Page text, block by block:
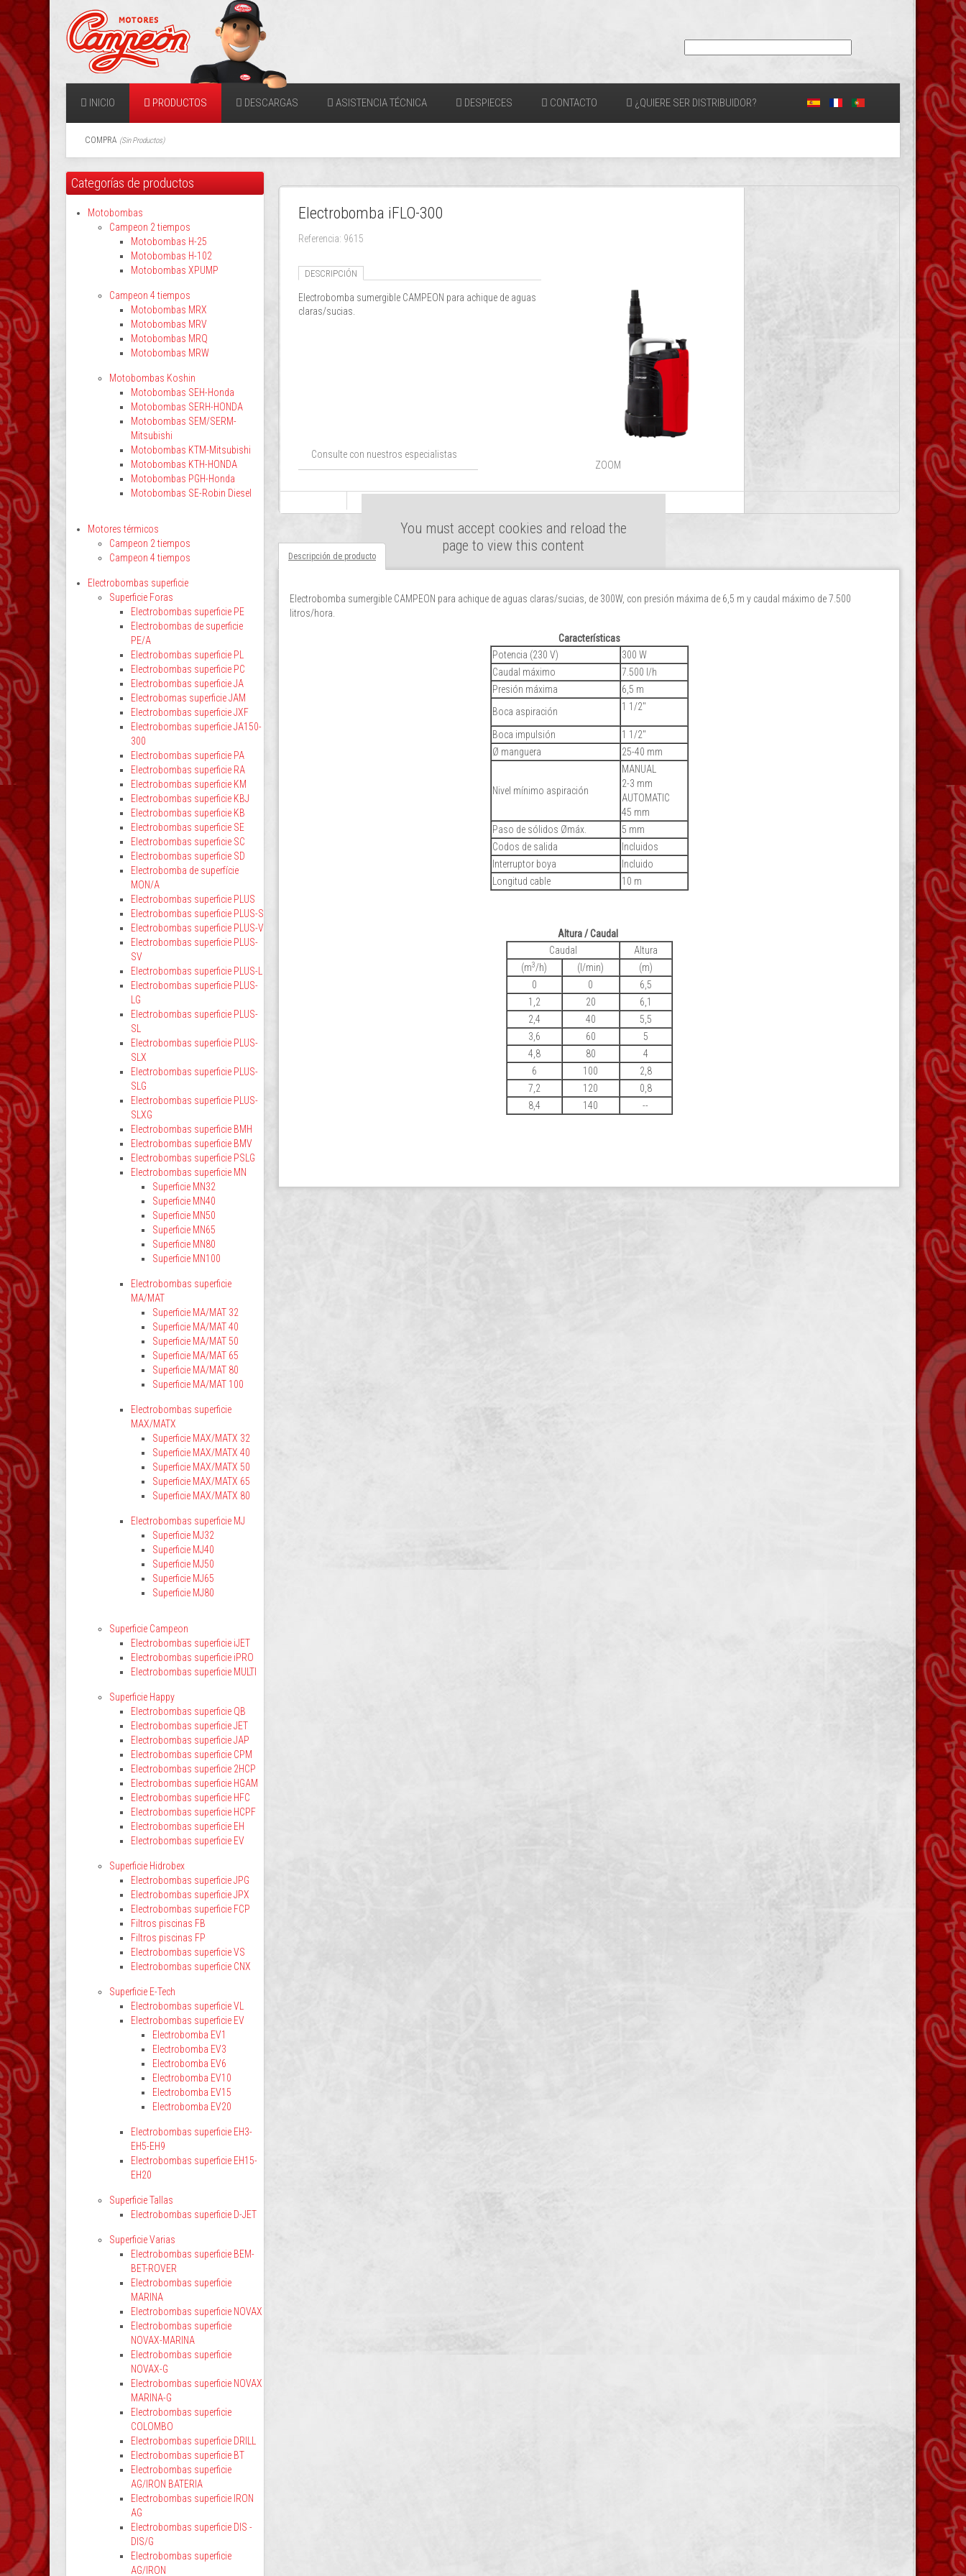
INICIO PRODUCTOS DESCARGAS ASISTENCIA TÉCNICA DESPIECES CONTACTO ¿QUIERE SER DISTRIBUIDOR?
COMPRA (Sin Productos)
Electrobomba iFLO-300
Referencia: 9615
ZOOM
DESCRIPCIÓN
Electrobomba sumergible CAMPEON para achique de aguas
claras/sucias.
Consulte con nuestros especialistas
You must accept cookies and reload the
page to view this content
Descripción de producto
Electrobomba sumergible CAMPEON para achique de aguas claras/sucias, de 300W, con presión máxima de 6,5 m y caudal máximo de 7.500
litros/hora.
Características
Potencia (230 V)
300 W
Caudal máximo
7.500 l/h
Presión máxima
6,5 m
Boca aspiración
1 1/2"
Boca impulsión
1 1/2"
Ø manguera
25-40 mm
Nivel mínimo aspiración
MANUAL
2-3 mm
AUTOMATIC
45 mm
Paso de sólidos Ømáx.
5 mm
Codos de salida
Incluidos
Interruptor boya
Incluido
Longitud cable
10 m
Altura / Caudal
Caudal
Altura
(m3/h) (l/min)
(m)
0
0
6,5
1,2
20
6,1
2,4
40
5,5
3,6
60
5
4,8
80
4
6
100
2,8
7,2
120
0,8
8,4
140 --
Categorías de productos
Motobombas
Campeon 2 tiempos
Motobombas H-25
Motobombas H-102
Motobombas XPUMP
Campeon 4 tiempos
Motobombas MRX
Motobombas MRV
Motobombas MRQ
Motobombas MRW
Motobombas Koshin
Motobombas SEH-Honda
Motobombas SERH-HONDA
Motobombas SEM/SERM-
Mitsubishi
Motobombas KTM-Mitsubishi
Motobombas KTH-HONDA
Motobombas PGH-Honda
Motobombas SE-Robin Diesel
Motores térmicos
Campeon 2 tiempos
Campeon 4 tiempos
Electrobombas superficie
Superficie Foras
Electrobombas superficie PE
Electrobombas de superficie
PE/A
Electrobombas superficie PL
Electrobombas superficie PC
Electrobombas superficie JA
Electrobomas superficie JAM
Electrobombas superficie JXF
Electrobombas superficie JA150-
300
Electrobombas superficie PA
Electrobombas superficie RA
Electrobombas superficie KM
Electrobombas superficie KBJ
Electrobombas superficie KB
Electrobombas superficie SE
Electrobombas superficie SC
Electrobombas superficie SD
Electrobomba de superfície
MON/A
Electrobombas superficie PLUS
Electrobombas superficie PLUS-S
Electrobombas superficie PLUS-V
Electrobombas superficie PLUS-
SV
Electrobombas superficie PLUS-L
Electrobombas superficie PLUS-
LG
Electrobombas superficie PLUS-
SL
Electrobombas superficie PLUS-
SLX
Electrobombas superficie PLUS-
SLG
Electrobombas superficie PLUS-
SLXG
Electrobombas superficie BMH
Electrobombas superficie BMV
Electrobombas superficie PSLG
Electrobombas superficie MN
Superficie MN32
Superficie MN40
Superficie MN50
Superficie MN65
Superficie MN80
Superficie MN100
Electrobombas superficie
MA/MAT
Superficie MA/MAT 32
Superficie MA/MAT 40
Superficie MA/MAT 50
Superficie MA/MAT 65
Superficie MA/MAT 80
Superficie MA/MAT 100
Electrobombas superficie
MAX/MATX
Superficie MAX/MATX 32
Superficie MAX/MATX 40
Superficie MAX/MATX 50
Superficie MAX/MATX 65
Superficie MAX/MATX 80
Electrobombas superficie MJ
Superficie MJ32
Superficie MJ40
Superficie MJ50
Superficie MJ65
Superficie MJ80
Superficie Campeon
Electrobombas superficie iJET
Electrobombas superficie iPRO
Electrobombas superficie MULTI
Superficie Happy
Electrobombas superficie QB
Electrobombas superficie JET
Electrobombas superficie JAP
Electrobombas superficie CPM
Electrobombas superficie 2HCP
Electrobombas superficie HGAM
Electrobombas superficie HFC
Electrobombas superficie HCPF
Electrobombas superficie EH
Electrobombas superficie EV
Superficie Hidrobex
Electrobombas superficie JPG
Electrobombas superficie JPX
Electrobombas superficie FCP
Filtros piscinas FB
Filtros piscinas FP
Electrobombas superficie VS
Electrobombas superficie CNX
Superficie E-Tech
Electrobombas superficie VL
Electrobombas superficie EV
Electrobomba EV1
Electrobomba EV3
Electrobomba EV6
Electrobomba EV10
Electrobomba EV15
Electrobomba EV20
Electrobombas superficie EH3-
EH5-EH9
Electrobombas superficie EH15-
EH20
Superficie Tallas
Electrobombas superficie D-JET
Superficie Varias
Electrobombas superficie BEM-
BET-ROVER
Electrobombas superficie
MARINA
Electrobombas superficie NOVAX
Electrobombas superficie
NOVAX-MARINA
Electrobombas superficie
NOVAX-G
Electrobombas superficie NOVAX
MARINA-G
Electrobombas superficie
COLOMBO
Electrobombas superficie DRILL
Electrobombas superficie BT
Electrobombas superficie
AG/IRON BATERIA
Electrobombas superficie IRON
AG
Electrobombas superficie DIS -
DIS/G
Electrobombas superficie
AG/IRON